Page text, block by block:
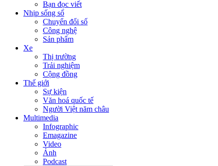
Bạn đọc viết
Nhịp sống số
Chuyển đổi số
Công nghệ
Sản phẩm
Xe
Thị trường
Trải nghiệm
Cộng đồng
Thế giới
Sự kiện
Văn hoá quốc tế
Người Việt năm châu
Multimedia
Infographic
Emagazine
Video
Ảnh
Podcast